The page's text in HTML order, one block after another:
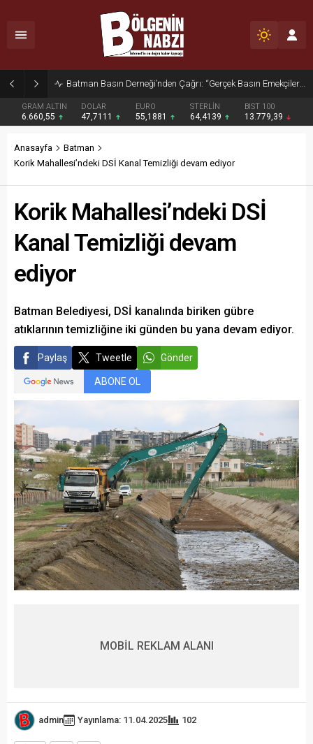
Zabıta Ekiplerinden Yol ve Kaldırım İşgaline Geçit Yok!
GRAM ALTIN
6.660,55
DOLAR
47,7111
EURO
55,1881
STERLİN
64,4139
BIST 100
13.779,39
Anasayfa
Batman
Korik Mahallesi’ndeki DSİ Kanal Temizliği devam ediyor
Korik Mahallesi’ndeki DSİ
Kanal Temizliği devam
ediyor
Batman Belediyesi, DSİ kanalında biriken gübre
atıklarının temizliğine iki günden bu yana devam ediyor.
Paylaş Tweetle Gönder
ABONE OL
MOBİL REKLAM ALANI
admin Yayınlama: 11.04.2025 102